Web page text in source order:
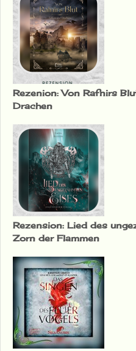
Rezenion: Von Rafnirs
Drachen
Rezension: Lied des
Zorn der Flammen